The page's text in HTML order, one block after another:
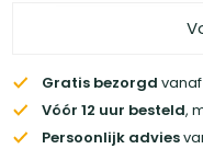
Gratis bezorgd
Vóór 12 uur besteld,
Persoonlijk advies